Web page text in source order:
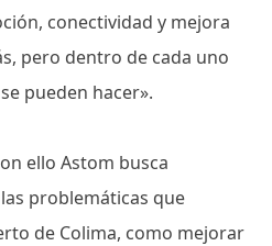
conectividad y mejora
pero dentro de cada uno
pueden hacer».
ello Astom busca
problemáticas que
de Colima, como mejorar